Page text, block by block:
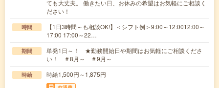
ても大丈夫。 働きたい日、お休みの希望はお気軽にご相談く
ださい！
時間
【1日3時間～も相談OK!】＜シフト例＞9:00～12:0012:00～
17:00 17:00～22…
期間
単発1日～！ ★勤務開始日や期間はお気軽にご相談くださ
い！ ＃8月～ ＃9月～
時給 時給1,500円～1,875円